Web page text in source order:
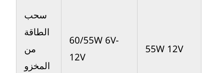
سحب
الطاقة
من
المخزو
60/55W 6V-
12V
55W 12V